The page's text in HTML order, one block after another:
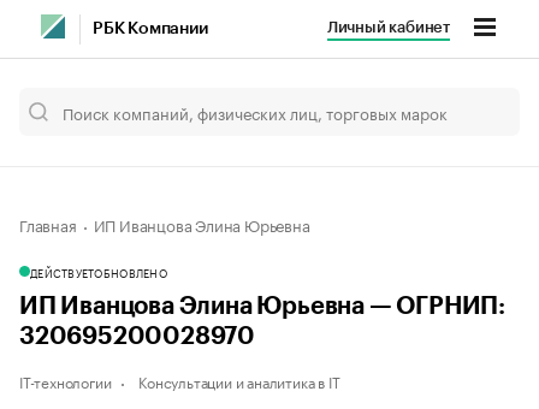
РБК Компании Личный кабинет
Главная ИП Иванцова Элина Юрьевна
ДЕЙСТВУЕТОБНОВЛЕНО
ИП Иванцова Элина Юрьевна — ОГРНИП:
320695200028970
IT-технологии Консультации и аналитика в IT